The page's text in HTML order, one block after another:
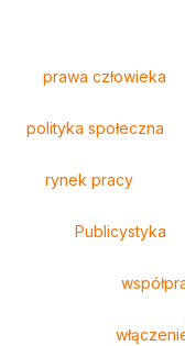
prawa człowieka
polityka społeczna
rynek pracy
Publicystyka